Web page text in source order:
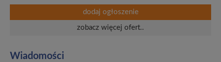
dodaj ogłoszenie
zobacz więcej ofert..
Wiadomości